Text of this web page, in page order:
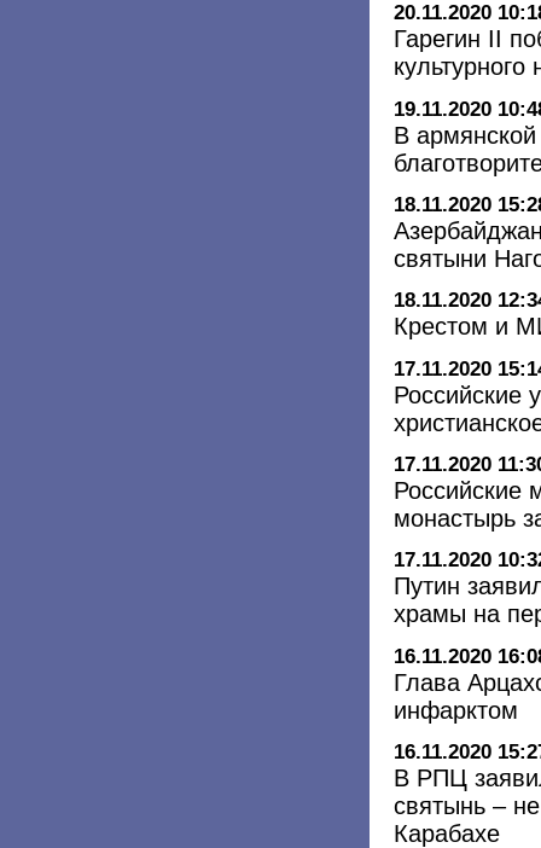
20.11.2020
Гарегин II
19.11.2020
В
18.11.2020
святыни
18.11.2020
Крестом и
17.11.2020
Российские
17.11.2020
Российские
монастырь
17.11.2020
Путин
храмы на
16.11.2020
Глава
инфарктом
16.11.2020
В РПЦ
святынь –
Карабахе